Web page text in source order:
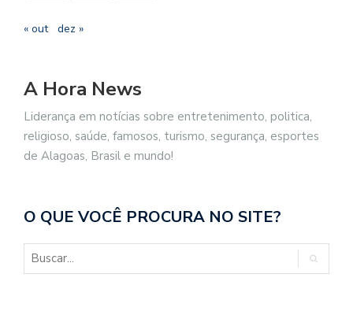
« out dez »
A Hora News
Liderança em notícias sobre entretenimento, politica,
religioso, saúde, famosos, turismo, segurança, esportes
de Alagoas, Brasil e mundo!
O QUE VOCÊ PROCURA NO SITE?